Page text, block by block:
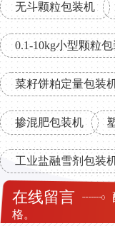
无斗颗粒包装机
0.1-10kg小型颗粒
菜籽饼粕定量包装
掺混肥包装机
工业盐融雪剂包装
在线留言
格。
滕甘肃周先生
掺混肥需要什么定量
2021-6-5 17:17:20
黑龙江樊女士
鸡粪有机肥包装机有
2021-5-24 23:18:36
广西张总